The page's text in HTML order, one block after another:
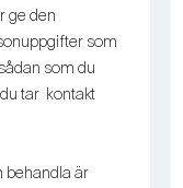
ge den
som
som du
tar kontakt
behandla är